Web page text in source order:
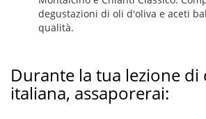
degustazioni di oli d'oliva e aceti
qualità.
Durante la tua lezione di
italiana, assaporerai: